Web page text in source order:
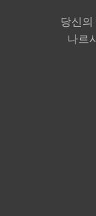
당신
나르